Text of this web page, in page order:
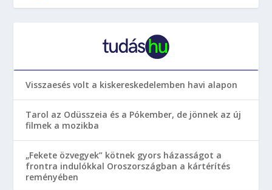
Visszaesés volt a kiskereskedelemben havi alapon
Tarol az Odüsszeia és a Pókember, de jönnek az új
filmek a mozikba
„Fekete özvegyek” kötnek gyors házasságot a
frontra indulókkal Oroszországban a kártérítés
reményében